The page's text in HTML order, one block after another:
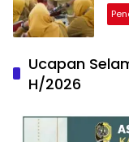
Ucapan
H/2026